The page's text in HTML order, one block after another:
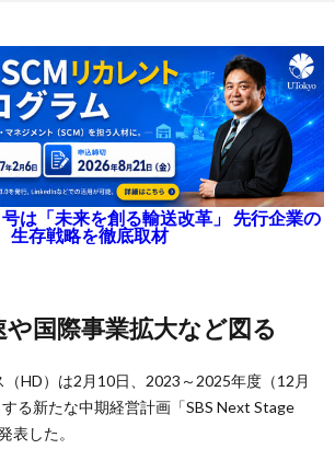
は「未来を創る輸送改革」 先行企業の
生存戦略を徹底取材
や国際事業拡大など図る
（HD）は2月10日、2023～2025年度（12月
る新たな中期経営計画「SBS Next Stage
表した。